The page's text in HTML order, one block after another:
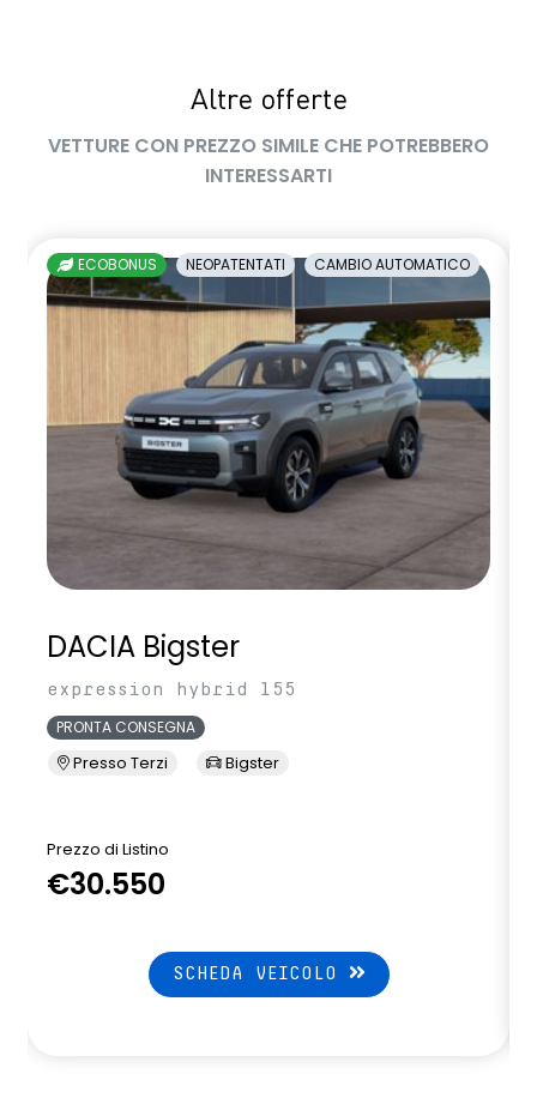
retrovisori esterni richiudibili elettricamente
sedile passeggero regolabile in altezza
impunture giallo fresh
sensori di parcheggio anteriori/posteriori/laterali
sistema di controllo della pressione pneumatici indiretto
sistema di frenata d'emergenza attiva
sistema multimediale openR link 10.4" con Google integrato
volante in pelle
Altre offerte
VETTURE CON PREZZO SIMILE CHE POTREBBERO
INTERESSARTI
ECOBONUS NEOPATENTATI CAMBIO AUTOMATICO
DACIA Bigster
expression hybrid 155
PRONTA CONSEGNA
Presso Terzi Bigster
Prezzo di Listino
€30.550
SCHEDA VEICOLO